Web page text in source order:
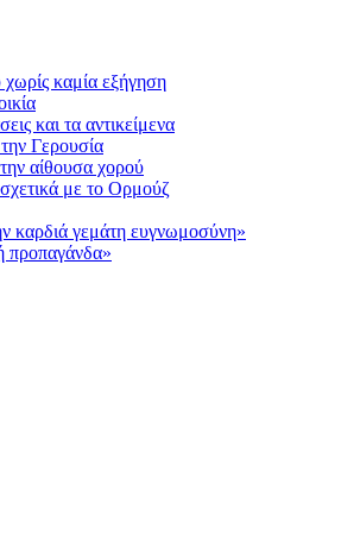
καμία εξήγηση
και τα αντικείμενα
Γερουσία
αίθουσα χορού
με το Ορμούζ
καρδιά γεμάτη ευγνωμοσύνη»
προπαγάνδα»